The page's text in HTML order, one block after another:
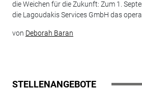
die Weichen für die Zukunft: Zum 1.
die Lagoudakis Services GmbH das
von Deborah Baran
STELLENANGEBOTE